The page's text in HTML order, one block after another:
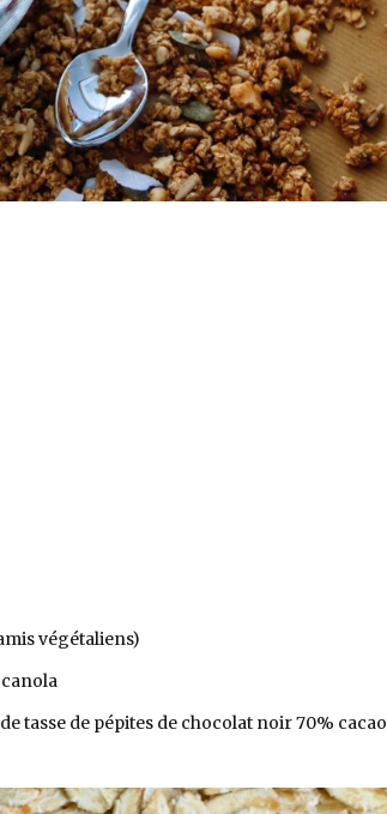
végétaliens)
tasse de pépites de chocolat noir 70% cacao